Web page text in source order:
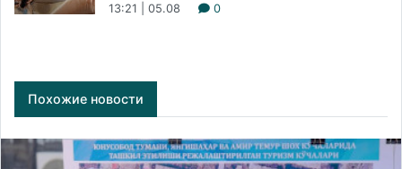
13:21 | 05.08 0
Похожие новости